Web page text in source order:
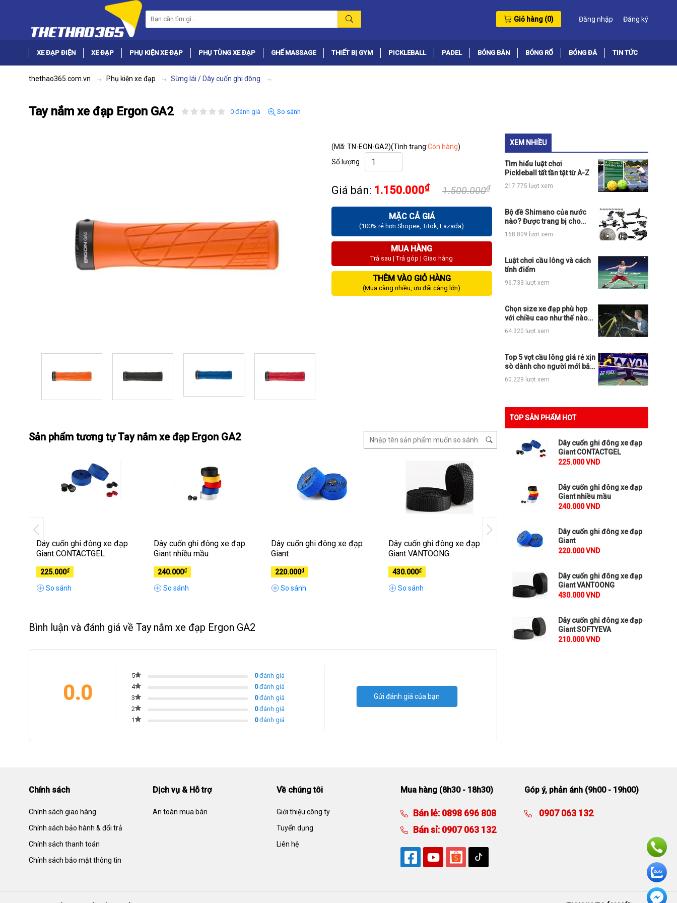
Giỏ hàng (0) Đăng nhập Đăng ký
XE ĐẠP ĐIỆN XE ĐẠP PHỤ KIỆN XE ĐẠP PHỤ TÙNG XE ĐẠP GHẾ MASSAGE THIẾT BỊ GYM PICKLEBALL PADEL BÓNG BÀN BÓNG RỔ BÓNG ĐÁ TIN TỨC
thethao365.com.vn Phụ kiện xe đạp Sừng lái / Dây cuốn ghi đông
Tay nắm xe đạp Ergon GA2 0 đánh giá So sánh
(Mã: TN-EON-GA2)(Tình trạng:Còn hàng)
Số lượng
Giá bán: 1.150.000₫ 1.500.000₫
MẶC CẢ GIÁ
(100% rẻ hơn Shopee, Titok, Lazada)
MUA HÀNG
Trả sau | Trả góp | Giao hàng
THÊM VÀO GIỎ HÀNG
(Mua càng nhiều, ưu đãi càng lớn)
Sản phẩm tương tự Tay nắm xe đạp Ergon GA2
Dây cuốn ghi đông xe đạp
Giant CONTACTGEL
225.000₫
So sánh
Dây cuốn ghi đông xe đạp
Giant nhiều mầu
240.000₫
So sánh
Dây cuốn ghi đông xe đạp
Giant
220.000₫
So sánh
Dây cuốn ghi đông xe đạp
Giant VANTOONG
430.000₫
So sánh
Dây cuốn ghi đông xe đạp
Giant SOFTYEVA
210.000
So sánh
270.000
Bình luận và đánh giá về Tay nắm xe đạp Ergon GA2
0.0
5 0đánh giá
4
0đánh giá
3
0đánh giá
2
0đánh giá
1
0đánh giá
Gửi đánh giá của bạn
XEM NHIỀU
Tìm hiểu luật chơi
Pickleball tất tần tật từ A-Z
217.775 lượt xem
Bộ đề Shimano của nước
nào? Được trang bị cho
những loại xe đạp thể thao
168.809 lượt xem
Luật chơi cầu lông và cách
tính điểm
96.733 lượt xem
Chọn size xe đạp phù hợp
với chiều cao như thế nào
cho đúng?
64.320 lượt xem
Top 5 vợt cầu lông giá rẻ xịn
sò dành cho người mới bắt
đầu
60.229 lượt xem
TOP SẢN PHẨM HOT
Dây cuốn ghi đông xe đạp
Giant CONTACTGEL
225.000 VND
Dây cuốn ghi đông xe đạp
Giant nhiều mầu
240.000 VND
Dây cuốn ghi đông xe đạp
Giant
220.000 VND
Dây cuốn ghi đông xe đạp
Giant VANTOONG
430.000 VND
Dây cuốn ghi đông xe đạp
Giant SOFTYEVA
210.000 VND
Chính sách
Chính sách giao hàng
Chính sách bảo hành & đổi trả
Chính sách thanh toán
Chính sách bảo mật thông tin
Dịch vụ & Hỗ trợ
An toàn mua bán
Về chúng tôi
Giới thiệu công ty
Tuyển dụng
Liên hệ
Mua hàng (8h30 - 18h30)
Bán lẻ: 0898 696 808
Bán sỉ: 0907 063 132
Góp ý, phản ánh (9h00 - 19h00)
0907 063 132